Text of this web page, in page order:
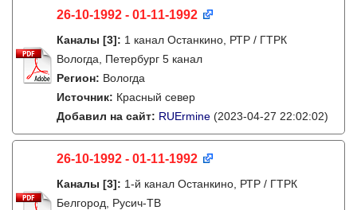
26-10-1992 - 01-11-1992
Каналы [3]: 1 канал Останкино, РТР / ГТРК
Вологда, Петербург 5 канал
Регион: Вологда
Источник: Красный север
Добавил на сайт: RUErmine (2023-04-27 22:02:02)
26-10-1992 - 01-11-1992
Каналы [3]: 1-й канал Останкино, РТР / ГТРК
Белгород, Русич-ТВ